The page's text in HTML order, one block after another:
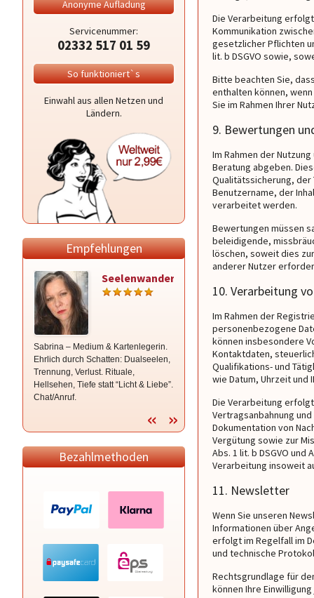
Anonyme Aufladung
Servicenummer:
02332 517 01 59
So funktioniert`s
Einwahl aus allen Netzen und
Ländern.
Empfehlungen
Seelenwanderung
Sabrina – Medium & Kartenlegerin.
Ehrlich durch Schatten: Dualseelen,
Trennung, Verlust. Rituale,
Hellsehen, Tiefe statt “Licht & Liebe”.
Chat/Anruf.
Daniel
Hellsehen - Hellfühlen - Hellhören -
Premium Reiki & Kristalle -
Channeling -
Frequenzen/Quantenheilung -
Aurachirurgie - Seelenarbeit - 98%
Treffsicher inkl. Zeitangaben
Bezahlmethoden
Die Verarbeitung
Kommunikation
gesetzlicher Pflichten
lit. b DSGVO sowie,
Bitte beachten Sie,
enthalten können,
Sie im Rahmen Ihrer
9. Bewertungen
Im Rahmen der
Beratung abgeben.
Qualitätssicherung, der
Benutzername, der
verarbeitet werden.
Bewertungen müssen
beleidigende,
löschen, soweit dies
anderer Nutzer
10. Verarbeitung
Im Rahmen der
personenbezogene
können insbesondere
Kontaktdaten,
Qualifikations- und
wie Datum, Uhrzeit
Die Verarbeitung
Vertragsanbahnung
Dokumentation von
Vergütung sowie zur
Abs. 1 lit. b DSGVO
Verarbeitung insoweit
11. Newsletter
Wenn Sie unseren
Informationen über
erfolgt im Regelfall im
und technische
Rechtsgrundlage für
können Ihre